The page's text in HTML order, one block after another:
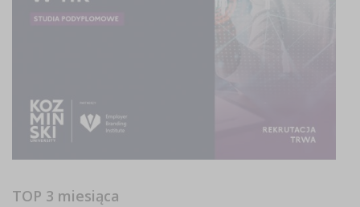
TOP 3 miesiąca